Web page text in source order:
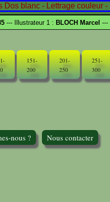
--- Illustrateur 1 : BLOCH Marcel ---
151-
200
201-
250
251-
300
nous ? Nous contacter